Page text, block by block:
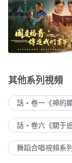
其他系列視頻
話・卷一《神的
話・卷六《關于
舞蹈合唱視頻系